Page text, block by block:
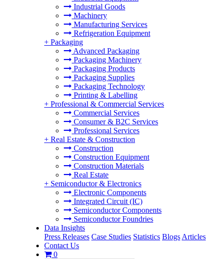
Industrial Goods
Machinery
Manufacturing Services
Refrigeration Equipment
+ Packaging
Advanced Packaging
Packaging Machinery
Packaging Products
Packaging Supplies
Packaging Technology
Printing & Labelling
+ Professional & Commercial Services
Commercial Services
Consumer & B2C Services
Professional Services
+ Real Estate & Construction
Construction
Construction Equipment
Construction Materials
Real Estate
+ Semiconductor & Electronics
Electronic Components
Integrated Circuit (IC)
Semiconductor Components
Semiconductor Foundries
Data Insights
Press Releases Case Studies Statistics Blogs Articles
Contact Us
0